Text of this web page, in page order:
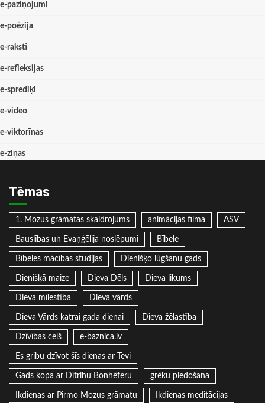
e-paziņojumi
e-poēzija
e-raksti
e-refleksijas
e-sprediķi
e-video
e-viktorīnas
e-ziņas
Tēmas
1. Mozus grāmatas skaidrojums animācijas filma ASV
Bauslības un Evaņģēlija noslēpumi Bībele
Bībeles mācības studijas Dienišķo lūgšanu gads
Dienišķā maize Dieva Dēls Dieva likums
Dieva mīlestība Dieva vārds
Dieva Vārds katrai gada dienai Dieva žēlastība
Dzīvības ceļš e-baznica.lv
Es gribu dzīvot šīs dienas ar Tevi
Gads kopa ar Dītrihu Bonhēferu grēku piedošana
Ikdienas ar Pirmo Mozus grāmatu Ikdienas meditācijas